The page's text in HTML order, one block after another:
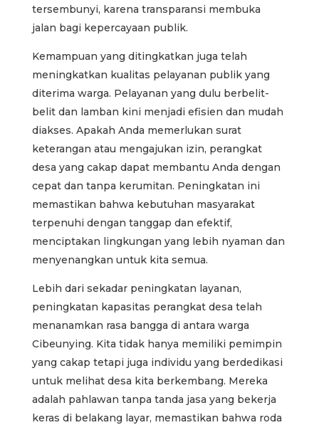
tersembunyi, karena transparansi membuka
jalan bagi kepercayaan publik.
Kemampuan yang ditingkatkan juga telah
meningkatkan kualitas pelayanan publik yang
diterima warga. Pelayanan yang dulu berbelit-
belit dan lamban kini menjadi efisien dan mudah
diakses. Apakah Anda memerlukan surat
keterangan atau mengajukan izin, perangkat
desa yang cakap dapat membantu Anda dengan
cepat dan tanpa kerumitan. Peningkatan ini
memastikan bahwa kebutuhan masyarakat
terpenuhi dengan tanggap dan efektif,
menciptakan lingkungan yang lebih nyaman dan
menyenangkan untuk kita semua.
Lebih dari sekadar peningkatan layanan,
peningkatan kapasitas perangkat desa telah
menanamkan rasa bangga di antara warga
Cibeunying. Kita tidak hanya memiliki pemimpin
yang cakap tetapi juga individu yang berdedikasi
untuk melihat desa kita berkembang. Mereka
adalah pahlawan tanpa tanda jasa yang bekerja
keras di belakang layar, memastikan bahwa roda